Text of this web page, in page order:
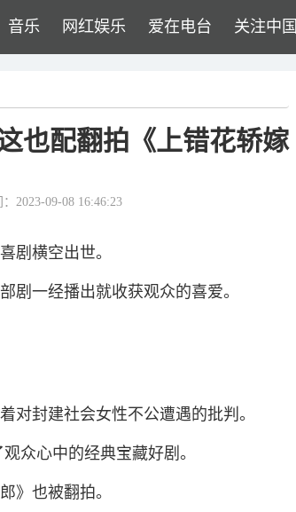
音乐 网红娱乐 爱在电台 关注中国
也配翻拍《上错花轿嫁
2023-09-08 16:46:23
剧横空出世。
剧一经播出就收获观众的喜爱。
对封建社会女性不公遭遇的批判。
众心中的经典宝藏好剧。
》也被翻拍。